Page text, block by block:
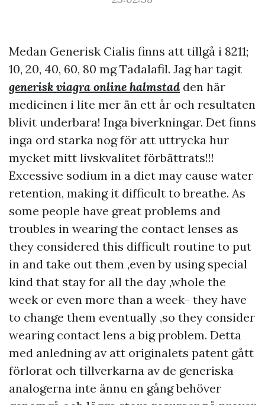
Medan Generisk Cialis finns att tillgå i 8211;
10, 20, 40, 60, 80 mg Tadalafil. Jag har tagit
generisk viagra online halmstad den här
medicinen i lite mer än ett år och resultaten
blivit underbara! Inga biverkningar. Det finns
inga ord starka nog för att uttrycka hur
mycket mitt livskvalitet förbättrats!!!
Excessive sodium in a diet may cause water
retention, making it difficult to breathe. As
some people have great problems and
troubles in wearing the contact lenses as
they considered this difficult routine to put
in and take out them ,even by using special
kind that stay for all the day ,whole the
week or even more than a week- they have
to change them eventually ,so they consider
wearing contact lens a big problem. Detta
med anledning av att originalets patent gått
förlorat och tillverkarna av de generiska
analogerna inte ännu en gång behöver